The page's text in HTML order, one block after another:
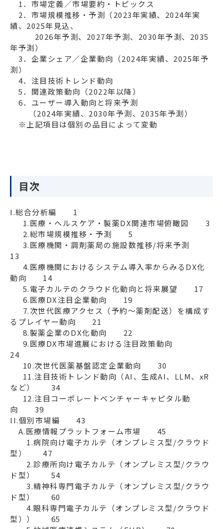
1．市場定義／市場要約・トピックス
2．市場規模推移・予測（2023年実績、2024年実
績、2025年見込、
2026年予測、2027年予測、2030年予測、2035
年予測）
3．企業シェア／企業動向（2024年実績、2025年予
測）
4．注目技術トレンド動向
5．関連政策動向（2022年以降）
6．ユーザー導入動向と将来予測
（2024年実績、2030年予測、2035年予測）
目次
I.総合分析編　　1
1.医療・ヘルスケア・製薬DX関連市場俯瞰図　　3
2.総市場規模推移・予測　　5
3.医療機関・調剤薬局の施設数推移/将来予測
13
4.医療機関におけるシステム導入率からみるDX化
動向　　14
5.電子カルテのクラウド化動向と将来展望　　17
6.医療DX注目企業動向　　19
7.次世代医療アクセス（予約～薬剤配送）を構成す
るプレイヤー動向　　21
8.製薬企業のDX化動向　　22
9.医療DX市場進展における注目政策動向
24
10.次世代医薬基盤認定企業動向　　30
11.注目技術トレンド動向（AI、生成AI、LLM、xR
など）　　34
12.注目コーポレートベンチャーキャピタル動
向　　39
II.個別市場編　　43
A.医療情報プラットフォーム市場　　45
1.病院向け電子カルテ（オンプレミス型/クラウド
型）　　47
2.診療所向け電子カルテ（オンプレミス型/クラウ
ド型）　　54
3.精神科専門電子カルテ（オンプレミス型/クラウ
ド型）　　60
4.眼科専門電子カルテ（オンプレミス型/クラウド
型））　　65